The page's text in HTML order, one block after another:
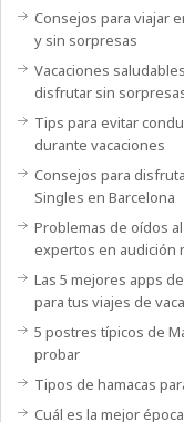
Consejos para viajar
y sin sorpresas
Vacaciones
disfrutar sin
Tips para evitar
durante vacaciones
Consejos para
Singles en Barcelona
Problemas de oídos
expertos en audición
Las 5 mejores apps
para tus viajes de
5 postres típicos de
probar
Tipos de hamacas
Cuál es la mejor